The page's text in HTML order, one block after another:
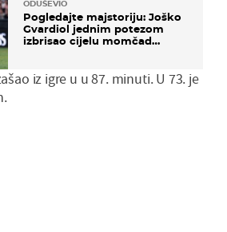
ODUŠEVIO
Pogledajte majstoriju: Joško
Gvardiol jednim potezom
izbrisao cijelu momčad
iz igre u u 87. minuti. U 73. je